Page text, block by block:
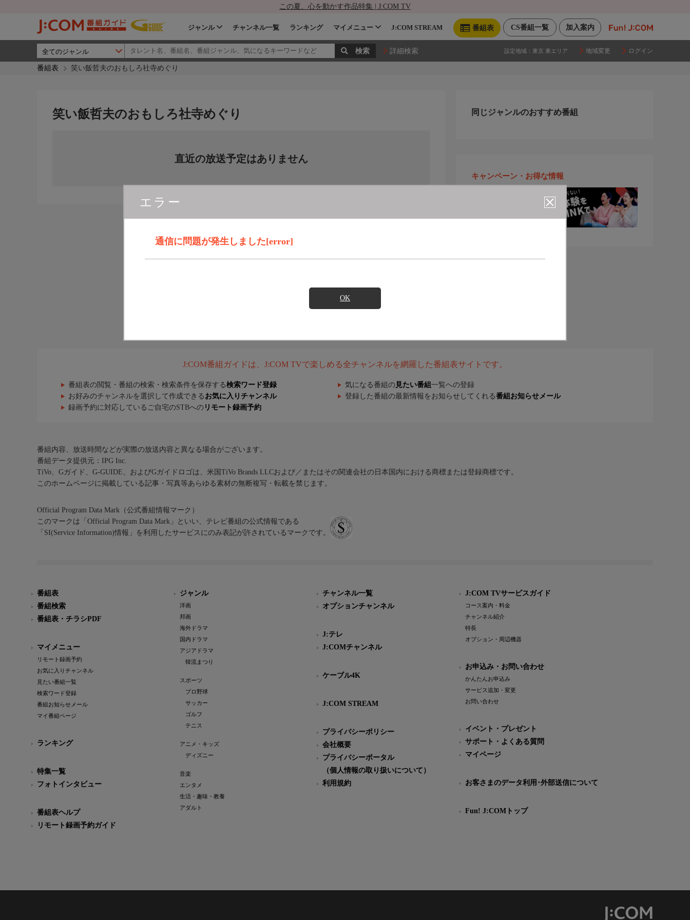
この夏、心を動かす作品特集 | J:COM TV
加入案内
CS番組一覧
番組表
ジャンル チャンネル一覧 ランキング マイメニュー J:COM STREAM
詳細検索 設定地域： 東京 東エリア 地域変更 ログイン
番組表 笑い飯哲夫のおもしろ社寺めぐり
エラー
通信に問題が発生しました[error]
OK
笑い飯哲夫のおもしろ社寺めぐり
直近の放送予定はありません
同じジャンルのおすすめ番組
キャンペーン・お得な情報
J:COM番組ガイドは、J:COM TVで楽しめる全チャンネルを網羅した番組表サイトです。
番組表の閲覧・番組の検索・検索条件を保存する検索ワード登録 気になる番組の 見たい番組 一覧への登録
お好みのチャンネルを選択して作成できる お気に入りチャンネル 登録した番組の最新情報をお知らせしてくれる番組お知らせメール
録画予約に対応しているご自宅のSTBへの リモート録画予約
番組内容、放送時間などが実際の放送内容と異なる場合がございます。
番組データ提供元：IPG Inc.
TiVo、Gガイド、G-GUIDE、およびGガイドロゴは、米国TiVo Brands LLCおよび／またはその関連会社の日本国内における商標または登録商標です。
このホームページに掲載している記事・写真等あらゆる素材の無断複写・転載を禁じます。
Official Program Data Mark（公式番組情報マーク）
このマークは「Official Program Data Mark」といい、テレビ番組の公式情報である
「SI(Service Information)情報」を利用したサービスにのみ表記が許されているマークです。
番組表
番組検索
番組表・チラシPDF
マイメニュー
リモート録画予約
お気に入りチャンネル
見たい番組一覧
検索ワード登録
番組お知らせメール
マイ番組ページ
ランキング
特集一覧
フォトインタビュー
番組表ヘルプ
リモート録画予約ガイド
ジャンル
洋画
邦画
海外ドラマ
国内ドラマ
アジアドラマ
韓流まつり
スポーツ
プロ野球
サッカー
ゴルフ
テニス
アニメ・キッズ
ディズニー
音楽
エンタメ
生活・趣味・教養
アダルト
チャンネル一覧
オプションチャンネル
J:テレ
J:COMチャンネル
ケーブル4K
J:COM STREAM
プライバシーポリシー
会社概要
プライバシーポータル
（個人情報の取り扱いについて）
利用規約
J:COM TVサービスガイド
コース案内・料金
チャンネル紹介
特長
オプション・周辺機器
お申込み・お問い合わせ
かんたんお申込み
サービス追加・変更
お問い合わせ
イベント・プレゼント
サポート・よくある質問
マイページ
お客さまのデータ利用･外部送信について
Fun! J:COMトップ